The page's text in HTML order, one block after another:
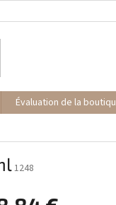
Évaluation de la
1248